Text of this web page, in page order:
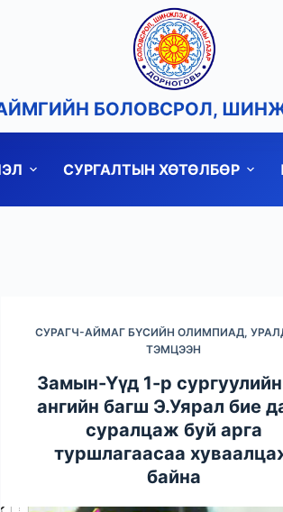
БОЛОВСРОЛ,
СУРГАЛТЫН ХӨТӨЛБӨР
СУРАГЧ-АЙМАГ БҮСИЙН ОЛИМПИАД,
ТЭМЦЭЭН
Замын-Үүд 1-р
ангийн багш Э.Уярал бие
суралцаж буй арга
туршлагаасаа
байна